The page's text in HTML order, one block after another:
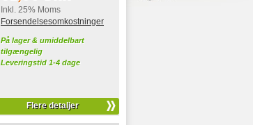
Inkl. 25% Moms
Forsendelsesomkostninger
På lager & umiddelbart
tilgængelig
Leveringstid 1-4 dage
Flere detaljer